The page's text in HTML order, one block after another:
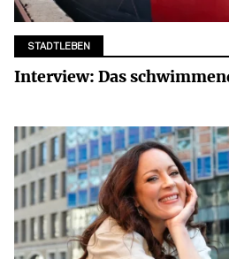
STADTLEBEN
Interview: Das